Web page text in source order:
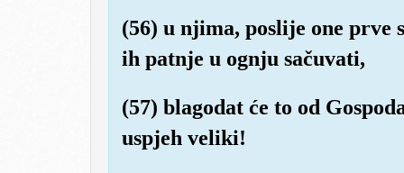
(56) u njima, poslije one prve
ih patnje u ognju sačuvati,
(57) blagodat će to od
uspjeh veliki!